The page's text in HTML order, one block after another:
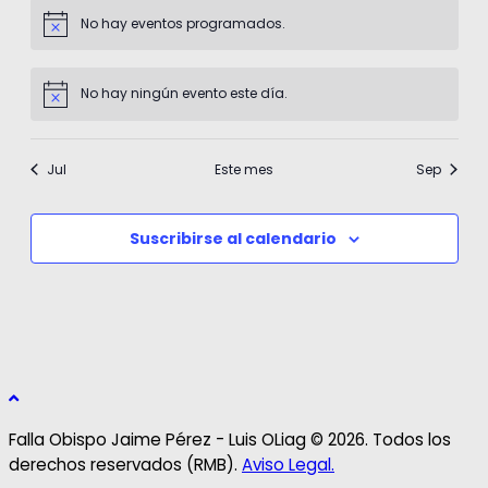
Aviso No hay eventos programados.
Aviso No hay ningún evento este día.
Jul Este mes Sep
Suscribirse al calendario
Falla Obispo Jaime Pérez - Luis OLiag © 2026. Todos los
derechos reservados (RMB). Aviso Legal.